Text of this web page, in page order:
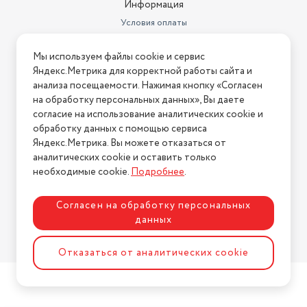
Информация
Условия оплаты
Условия возврата
Нашли ошибку на сайте? Напишите нам
2026 © Интернет-магазин "АстМаркет". У нас есть всё!
Политика конфиденциальности
Разработка сайтаASTDESIGN
Мы используем файлы cookie и сервис
Яндекс.Метрика для корректной работы сайта и
анализа посещаемости. Нажимая кнопку «Согласен
на обработку персональных данных», Вы даете
согласие на использование аналитических cookie и
обработку данных с помощью сервиса
Яндекс.Метрика. Вы можете отказаться от
аналитических cookie и оставить только
необходимые cookie.Подробнее.
Согласен на обработку персональных
данных
Отказаться от аналитических cookie